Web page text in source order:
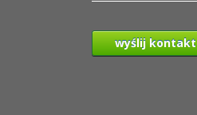
wyślij kontakt